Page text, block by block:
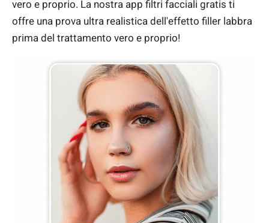
vero e proprio. La nostra app filtri facciali gratis ti
offre una prova ultra realistica dell'effetto filler labbra
prima del trattamento vero e proprio!